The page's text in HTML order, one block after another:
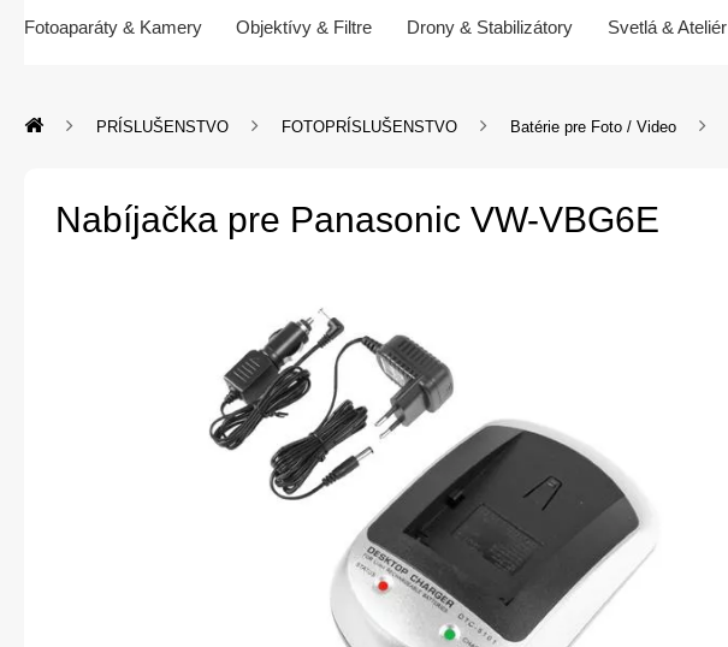
Fotoaparáty & Kamery Objektívy & Filtre Drony & Stabilizátory Svetlá & Ateliér
PRÍSLUŠENSTVO FOTOPRÍSLUŠENSTVO Batérie pre Foto / Video
Nabíjačka pre Panasonic VW-VBG6E